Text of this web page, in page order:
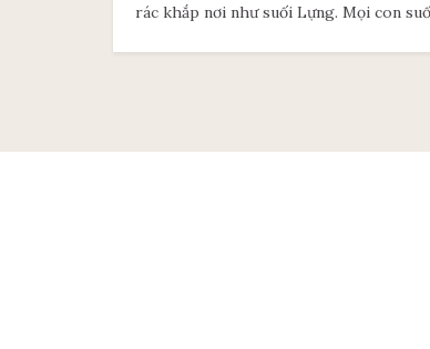
rác khắp nơi như suối Lựng. Mọi con